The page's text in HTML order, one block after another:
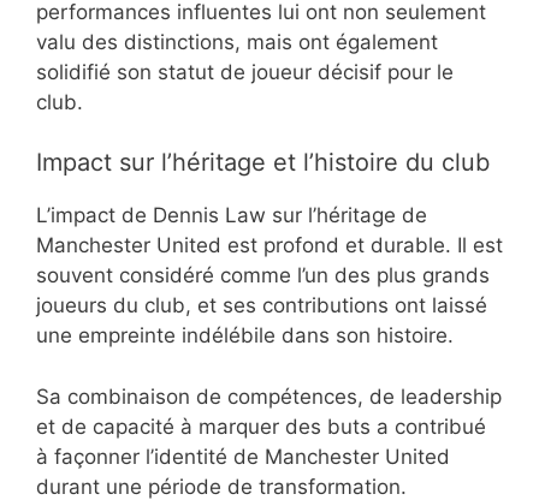
performances influentes lui ont non seulement
valu des distinctions, mais ont également
solidifié son statut de joueur décisif pour le
club.
Impact sur l’héritage et l’histoire du club
L’impact de Dennis Law sur l’héritage de
Manchester United est profond et durable. Il est
souvent considéré comme l’un des plus grands
joueurs du club, et ses contributions ont laissé
une empreinte indélébile dans son histoire.
Sa combinaison de compétences, de leadership
et de capacité à marquer des buts a contribué
à façonner l’identité de Manchester United
durant une période de transformation.